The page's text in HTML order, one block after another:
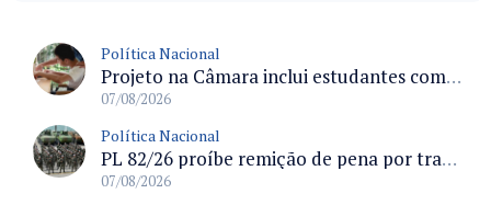
Política Nacional
Projeto na Câmara inclui estudantes com deficiência no regime escolar especial da LDB e estabelece critérios para frequência
07/08/2026
Política Nacional
PL 82/26 proíbe remição de pena por trabalho em funções militares para condenados por crimes contra o Estado Democrático de Direito
07/08/2026